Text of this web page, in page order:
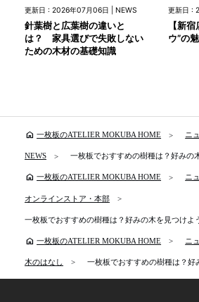
更新日 : 2026年07月06日 | NEWS
針葉樹と広葉樹の違いと
は？ 家具選びで失敗しない
ための木材の基礎知識
更新日 :
【新
ウ”の
home 一枚板のATELIER MOKUBA HOME ニ
NEWS 一枚板でおすすめの樹種は？好みの
home 一枚板のATELIER MOKUBA HOME ニ
オンラインストア・本部
一枚板でおすすめの樹種は？好みの木を見つけよ
home 一枚板のATELIER MOKUBA HOME ニ
木のはなし 一枚板でおすすめの樹種は？好